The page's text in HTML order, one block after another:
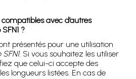
avec d’autres
?
présentés pour une utilisation
. Si vous souhaitez les utiliser
que celui-ci accepte des
longueurs listées. En cas de